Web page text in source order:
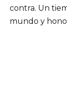
contra. Un
mundo y